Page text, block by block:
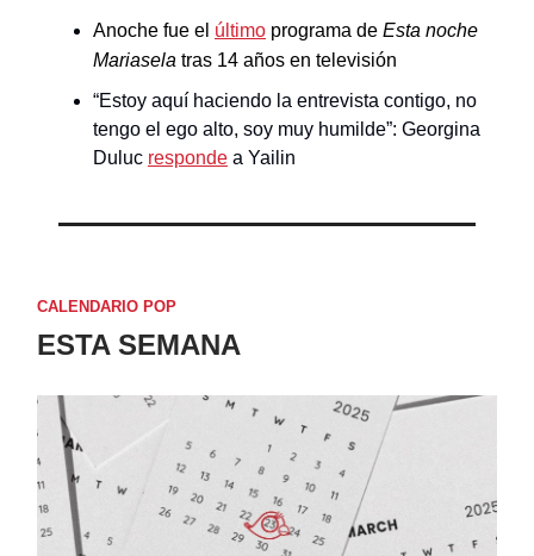
Anoche fue el último programa de Esta noche
Mariasela tras 14 años en televisión
“Estoy aquí haciendo la entrevista contigo, no
tengo el ego alto, soy muy humilde”: Georgina
Duluc responde a Yailin
CALENDARIO POP
ESTA SEMANA